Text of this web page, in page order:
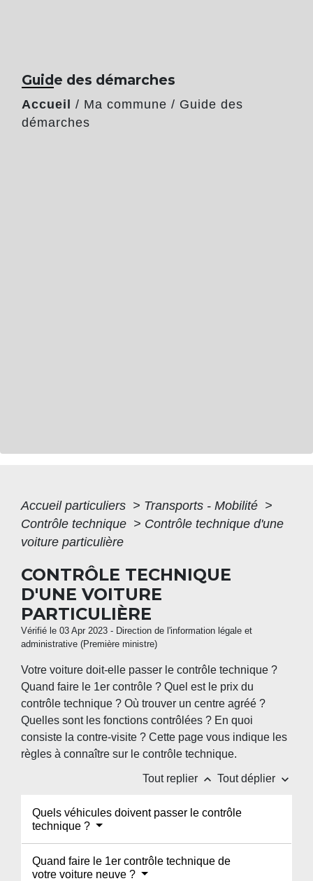
Guide des démarches
Accueil / Ma commune / Guide des
démarches
Accueil particuliers > Transports - Mobilité >
Contrôle technique > Contrôle technique d'une
voiture particulière
CONTRÔLE TECHNIQUE
D'UNE VOITURE
PARTICULIÈRE
Vérifié le 03 Apr 2023 - Direction de l'information légale et
administrative (Première ministre)
Votre voiture doit-elle passer le contrôle technique ?
Quand faire le 1er contrôle ? Quel est le prix du
contrôle technique ? Où trouver un centre agréé ?
Quelles sont les fonctions contrôlées ? En quoi
consiste la contre-visite ? Cette page vous indique les
règles à connaître sur le contrôle technique.
Tout replier keyboard_arrow_up Tout déplier keyboard_arrow_down
Quels véhicules doivent passer le contrôle
technique ?
Quand faire le 1er contrôle technique de
votre voiture neuve ?